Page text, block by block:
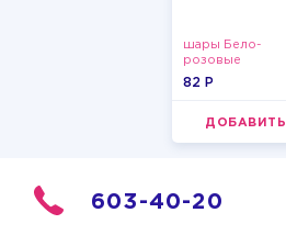
шары Бело-
розовые
пастельные
82 P
ДОБАВИТЬ
603-40-20